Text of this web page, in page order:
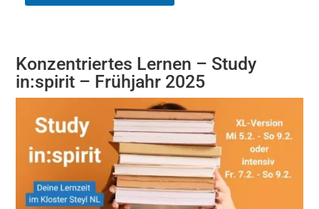
Konzentriertes Lernen – Study
in:spirit – Frühjahr 2025